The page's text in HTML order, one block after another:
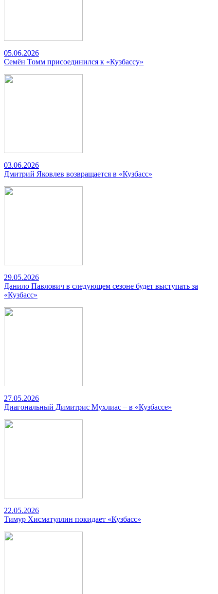
05.06.2026
Семён Томм присоединился к «Кузбассу»
03.06.2026
Дмитрий Яковлев возвращается в «Кузбасс»
29.05.2026
Данило Павлович в следующем сезоне будет выступать за
«Кузбасс»
27.05.2026
Диагональный Димитрис Мухлиас – в «Кузбассе»
22.05.2026
Тимур Хисматуллин покидает «Кузбасс»